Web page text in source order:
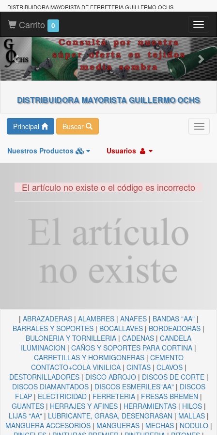
DISTRIBUIDORA MAYORISTA DE FERRETERIA GUILLERMO OCHS
Carrito 0
DISTRIBUIDORA MAYORISTA GUILLERMO OCHS
Principal Buscar
Nuestros Productos Usuarios
El artículo no existe o el código es incorrecto
| ABRAZADERAS| ALAMBRES| ANAFES| BANDAS "AA"|
BARRALES Y SOPORTES | BOCALLAVES | BORDEADORAS |
BULONERIA Y TORNILLERIA | CADENAS | CANDELA
ILUMINACION | CAÑOS Y SOPORTES PARA CORTINA |
CARRETILLAS Y HORMIGONERAS| CEMENTO
CONTACTO+COLA VINILICA| CINTAS| CLAVOS|
DESTORNILLADORES| DISCO ABROJO| DISCOS DE CORTE|
DISCOS DIAMANTADOS| DISCOS ESMERILES"AA"| DISCOS
FLAP | ELECTRICIDAD | FERRETERIA | FRESAS BREMEN |
GUANTES| HERRAJES Y AFINES| HERRAMIENTAS| HILOS|
LIJAS "AA"| LUBRICANTE, GRASA, DESENGRASAN | MALLAS|
MANGUERA ACCESORIOS| MANGUERAS| MECHAS| NODULO|